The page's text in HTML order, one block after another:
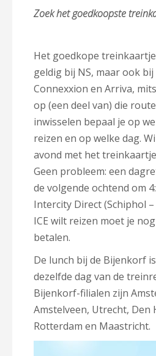
Zoek het goedkoopste
Het goedkope
geldig bij NS, maar ook bij
Connexxion en Arriva,
op (een deel van) die
inwisselen bepaal je op
reizen en op welke dag.
avond met het
Geen probleem: een
de volgende ochtend om
Intercity Direct (Schiphol
ICE wilt reizen moet je
betalen.
De lunch bij de Bijenkorf
dezelfde dag van de
Bijenkorf-filialen zijn
Amstelveen, Utrecht, Den
Rotterdam en Maastricht.